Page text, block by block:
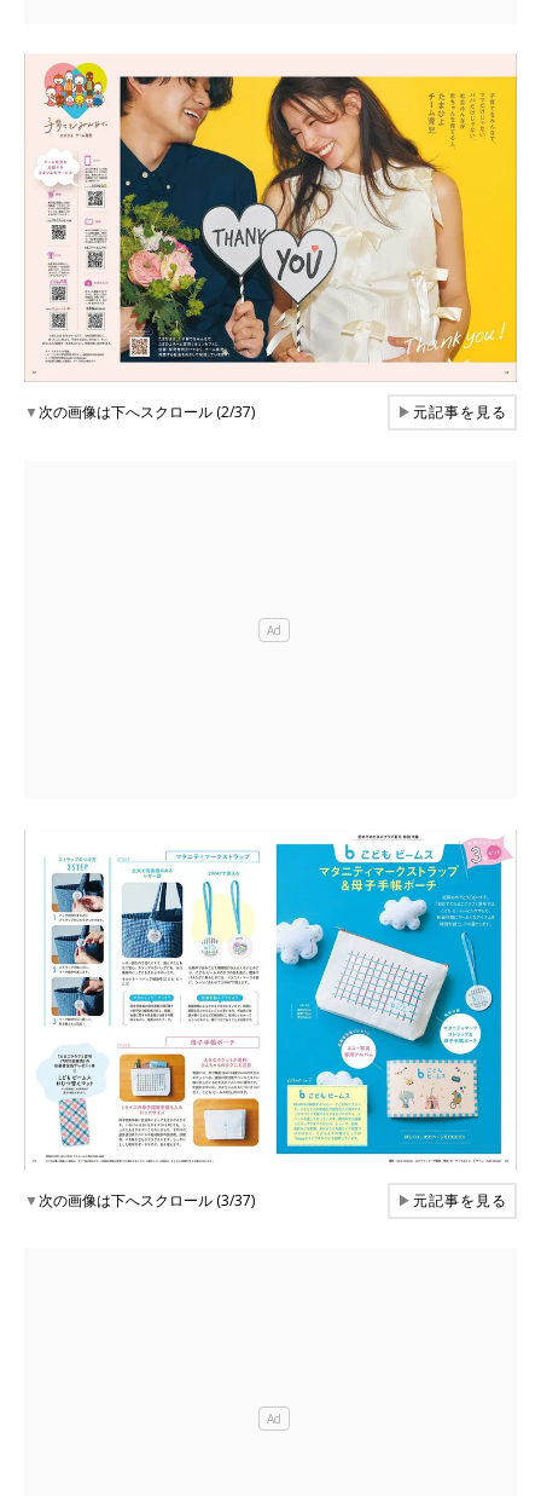
▼次の画像は下へスクロール (2/37) ▶元記事を見る
▼次の画像は下へスクロール (3/37) ▶元記事を見る